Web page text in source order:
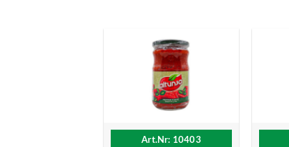
Art.Nr: 10403